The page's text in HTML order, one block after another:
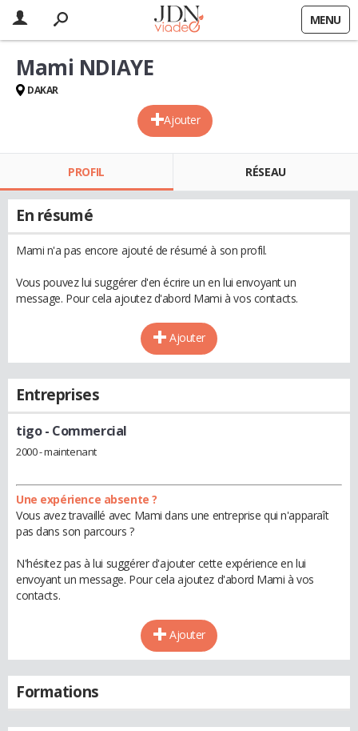
MENU
Ajouter
Mami NDIAYE
DAKAR
PROFIL RÉSEAU
En résumé
Mami n'a pas encore ajouté de résumé à son profil.
Vous pouvez lui suggérer d'en écrire un en lui envoyant un
message. Pour cela ajoutez d'abord Mami à vos contacts.
Ajouter
Entreprises
tigo- Commercial
2000 - maintenant
Une expérience absente ?
Vous avez travaillé avec Mami dans une entreprise qui n'apparaît
pas dans son parcours ?
N'hésitez pas à lui suggérer d'ajouter cette expérience en lui
envoyant un message. Pour cela ajoutez d'abord Mami à vos
contacts.
Ajouter
Formations